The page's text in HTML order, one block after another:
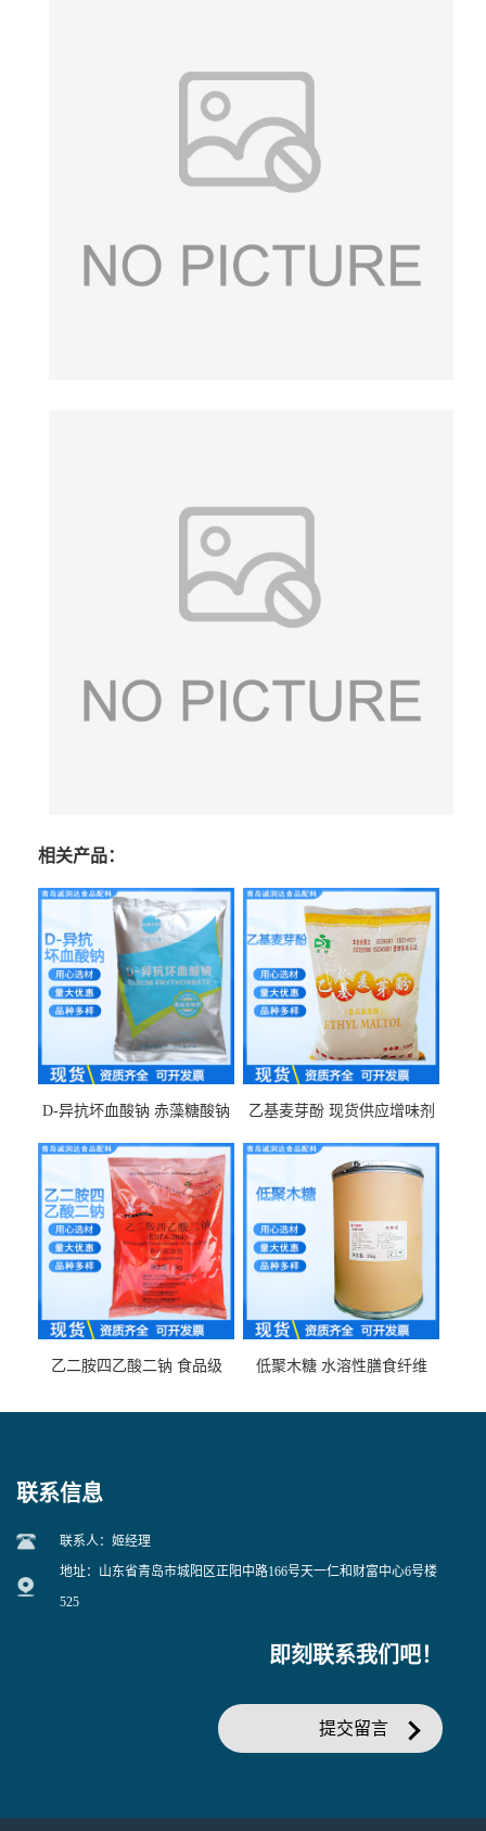
相关产品：
D-异抗坏血酸钠 赤藻糖酸钠
乙基麦芽酚 现货供应增味剂
乙二胺四乙酸二钠 食品级
低聚木糖 水溶性膳食纤维
联系信息
联系人：姬经理
地址：山东省青岛市城阳区正阳中路166号天一仁和财富中心6号楼
525
即刻联系我们吧！
提交留言